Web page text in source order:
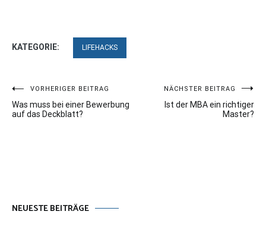
KATEGORIE: LIFEHACKS
Beitragsnavigation
VORHERIGER BEITRAG
Was muss bei einer Bewerbung
auf das Deckblatt?
NÄCHSTER BEITRAG
Ist der MBA ein richtiger
Master?
NEUESTE BEITRÄGE